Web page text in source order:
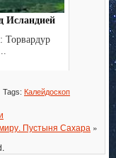
Исландией
Tags: Калейдоскоп
Пустыня Сахара »